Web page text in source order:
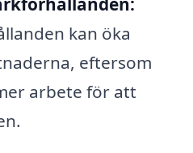
kan öka
eftersom
arbete för att